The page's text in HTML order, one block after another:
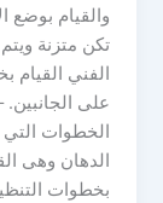
والقيام
تكن متزنة
الفني القيام
على
الخطوات التي
الدهان وهى
بخطوات